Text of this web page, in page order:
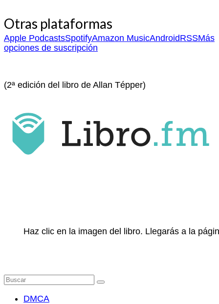
Otras plataformas
Apple PodcastsSpotifyAmazon MusicAndroidRSSMás
opciones de suscripción
(2ª edición del libro de Allan Tépper)
Haz clic en la imagen del libro. Llegarás a la
Buscar
por:
DMCA